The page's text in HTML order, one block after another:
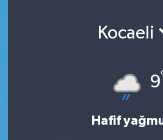
Kocaeli
9
Hafif